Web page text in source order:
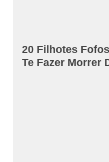
20 Filhotes
Te Fazer Morrer